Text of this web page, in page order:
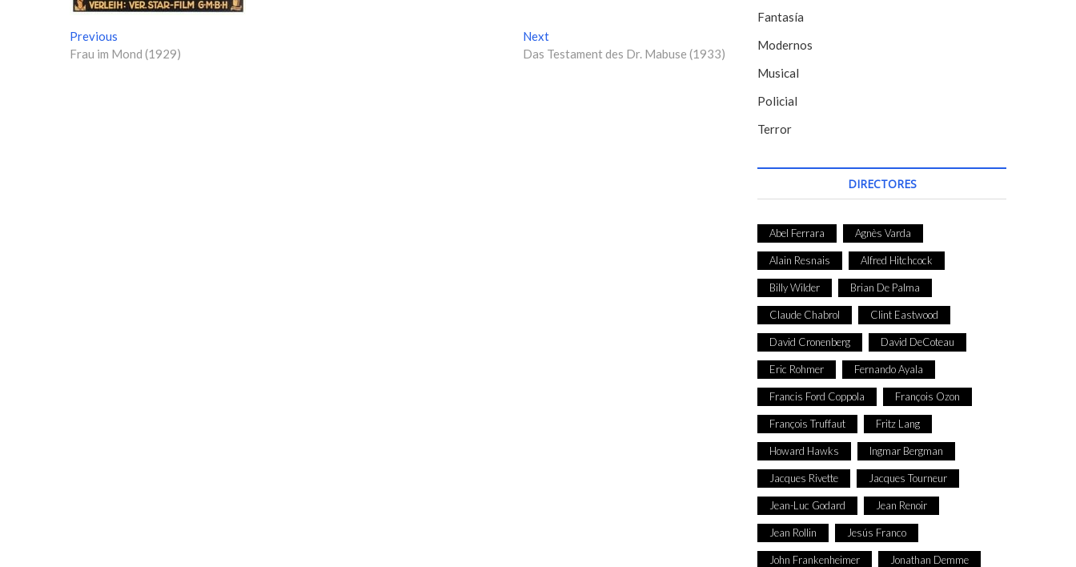
N
a
Previous
r
Frau im Mond (1929)
Next
e
Das Testament des Dr. Mabuse (1933)
Fantasía
Modernos
Musical
Policial
Terror
DIRECTORES
Abel Ferrara Agnès Varda
Alain Resnais Alfred Hitchcock
Billy Wilder Brian De Palma
Claude Chabrol Clint Eastwood
David Cronenberg David DeCoteau
Eric Rohmer Fernando Ayala
Francis Ford Coppola François Ozon
François Truffaut Fritz Lang
Howard Hawks Ingmar Bergman
Jacques Rivette Jacques Tourneur
Jean-Luc Godard Jean Renoir
Jean Rollin Jesús Franco
John Frankenheimer Jonathan Demme